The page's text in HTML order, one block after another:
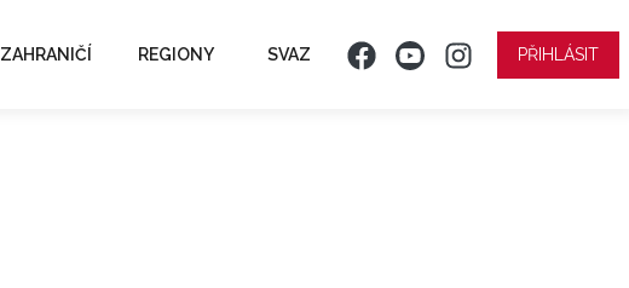
ZAHRANIČÍ REGIONY SVAZ PŘIHLÁSIT